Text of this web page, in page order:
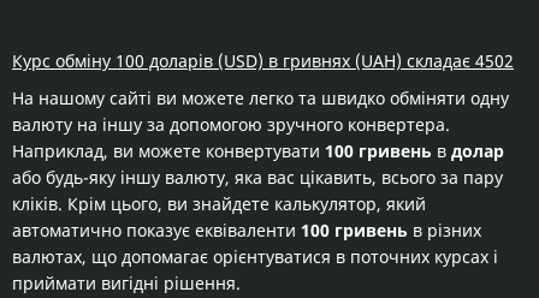
Курс обміну 100 доларів (USD) в гривнях (UAH) складає 4502
На нашому сайті ви можете легко та швидко обміняти одну
валюту на іншу за допомогою зручного конвертера.
Наприклад, ви можете конвертувати 100 гривень в долар
або будь-яку іншу валюту, яка вас цікавить, всього за пару
кліків. Крім цього, ви знайдете калькулятор, який
автоматично показує еквіваленти 100 гривень в різних
валютах, що допомагає орієнтуватися в поточних курсах і
приймати вигідні рішення.